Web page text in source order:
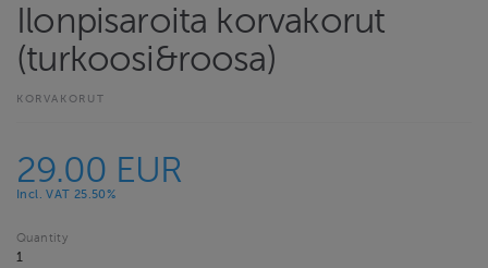
Ilonpisaroita korvakorut
(turkoosi&roosa)
KORVAKORUT
29.00 EUR
Incl. VAT 25.50%
Quantity